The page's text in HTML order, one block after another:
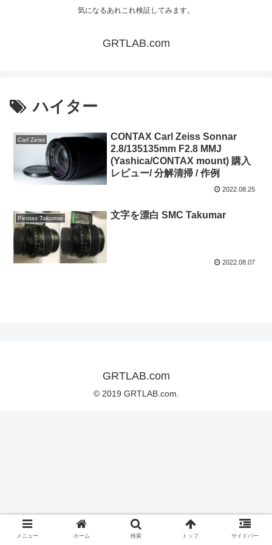
気になるあれこれ検証してみます。
GRTLAB.com
ハイター
Carl Zeiss
CONTAX Carl Zeiss Sonnar
2.8/135135mm F2.8 MMJ
(Yashica/CONTAX mount) 購入
レビュー/ 分解清掃 / 作例
2022.08.25
Pentax Takumar 文字を漂白 SMC Takumar
2022.08.07
GRTLAB.com
© 2019 GRTLAB.com.
メニュー ホーム 検索 トップ サイドバー